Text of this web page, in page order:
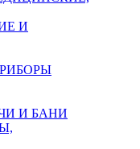
И
И БАНИ